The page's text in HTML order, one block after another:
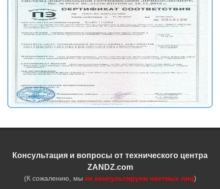
Консультация и вопросы от технического центра
ZANDZ.com
(К сожалению, мы не консультируем частных лиц)